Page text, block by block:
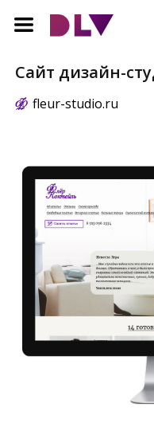
Сайт дизайн-
fleur-studio.ru